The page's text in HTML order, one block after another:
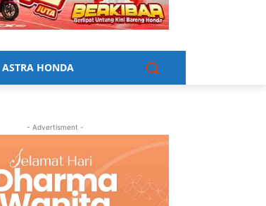
ASTRA HONDA
- Advertisment -